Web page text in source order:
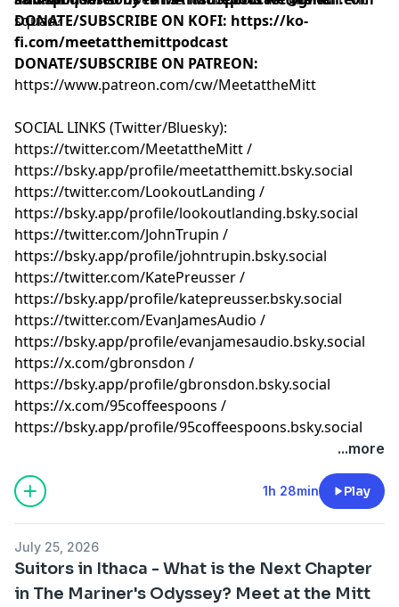
squad?
DONATE/SUBSCRIBE ON KOFI: https://ko-
fi.com/meetatthemittpodcast
DONATE/SUBSCRIBE ON PATREON:
https://www.patreon.com/cw/MeetattheMitt⁠⁠⁠⁠⁠⁠⁠⁠⁠⁠⁠⁠⁠⁠⁠⁠⁠⁠⁠⁠⁠⁠⁠⁠⁠⁠⁠⁠⁠⁠⁠⁠⁠⁠⁠⁠⁠⁠
SOCIAL LINKS (Twitter/Bluesky):
⁠⁠⁠⁠⁠⁠⁠⁠⁠⁠⁠⁠⁠⁠⁠⁠⁠⁠⁠⁠⁠⁠⁠⁠⁠⁠⁠⁠⁠⁠⁠⁠⁠⁠⁠⁠⁠⁠⁠⁠⁠⁠⁠⁠⁠⁠⁠⁠⁠⁠⁠⁠⁠⁠⁠⁠⁠⁠⁠⁠⁠⁠⁠⁠⁠⁠⁠⁠⁠⁠⁠⁠⁠⁠⁠⁠⁠⁠⁠⁠⁠⁠⁠⁠⁠⁠⁠⁠⁠⁠⁠⁠⁠⁠⁠⁠⁠⁠https://twitter.com/MeetattheMitt⁠⁠⁠⁠⁠⁠⁠⁠⁠⁠⁠⁠⁠⁠⁠⁠⁠⁠⁠⁠⁠⁠⁠⁠⁠⁠⁠⁠⁠⁠⁠⁠⁠⁠⁠⁠⁠⁠⁠⁠⁠⁠⁠⁠⁠⁠⁠⁠⁠⁠⁠⁠⁠⁠⁠⁠⁠⁠⁠⁠⁠⁠⁠⁠⁠⁠⁠⁠⁠⁠⁠⁠⁠⁠⁠⁠⁠⁠⁠⁠⁠⁠⁠⁠⁠⁠⁠⁠⁠⁠⁠⁠⁠⁠⁠⁠⁠⁠/
⁠⁠⁠⁠⁠⁠⁠⁠⁠⁠⁠⁠⁠⁠⁠⁠⁠⁠⁠⁠⁠⁠⁠⁠⁠⁠⁠⁠⁠⁠⁠⁠⁠⁠⁠⁠⁠⁠⁠⁠⁠⁠⁠⁠⁠⁠⁠⁠⁠⁠⁠⁠⁠⁠⁠⁠⁠⁠⁠⁠⁠⁠⁠⁠⁠⁠⁠⁠⁠⁠⁠⁠⁠⁠⁠⁠⁠⁠⁠⁠⁠⁠⁠⁠⁠⁠⁠⁠⁠⁠⁠⁠⁠⁠⁠⁠⁠⁠https://bsky.app/profile/meetatthemitt.bsky.social⁠⁠⁠⁠⁠⁠⁠⁠⁠⁠⁠⁠⁠⁠⁠⁠⁠⁠⁠⁠⁠⁠⁠⁠⁠⁠⁠⁠⁠⁠⁠⁠⁠⁠⁠⁠⁠⁠⁠⁠⁠⁠⁠⁠⁠⁠⁠⁠⁠⁠⁠⁠⁠⁠⁠⁠⁠⁠⁠⁠⁠⁠⁠⁠⁠⁠⁠⁠⁠⁠⁠⁠⁠⁠⁠⁠⁠⁠⁠⁠⁠⁠⁠⁠⁠⁠⁠⁠⁠⁠⁠⁠⁠⁠⁠⁠⁠⁠
⁠⁠⁠⁠⁠⁠⁠⁠⁠⁠⁠⁠⁠⁠⁠⁠⁠⁠⁠⁠⁠⁠⁠⁠⁠⁠⁠⁠⁠⁠⁠⁠⁠⁠⁠⁠⁠⁠⁠⁠⁠⁠⁠⁠⁠⁠⁠⁠⁠⁠⁠⁠⁠⁠⁠⁠⁠⁠⁠⁠⁠⁠⁠⁠⁠⁠⁠⁠⁠⁠⁠⁠⁠⁠⁠⁠⁠⁠⁠⁠⁠⁠⁠⁠⁠⁠⁠⁠⁠⁠⁠⁠⁠⁠⁠⁠⁠⁠https://twitter.com/LookoutLanding⁠⁠⁠⁠⁠⁠⁠⁠⁠⁠⁠⁠⁠⁠⁠⁠⁠⁠⁠⁠⁠⁠⁠⁠⁠⁠⁠⁠⁠⁠⁠⁠⁠⁠⁠⁠⁠⁠⁠⁠⁠⁠⁠⁠⁠⁠⁠⁠⁠⁠⁠⁠⁠⁠⁠⁠⁠⁠⁠⁠⁠⁠⁠⁠⁠⁠⁠⁠⁠⁠⁠⁠⁠⁠⁠⁠⁠⁠⁠⁠⁠⁠⁠⁠⁠⁠⁠⁠⁠⁠⁠⁠⁠⁠⁠⁠⁠⁠ /
⁠⁠⁠⁠⁠⁠⁠⁠⁠⁠⁠⁠⁠⁠⁠⁠⁠⁠⁠⁠⁠⁠⁠⁠⁠⁠⁠⁠⁠⁠⁠⁠⁠⁠⁠⁠⁠⁠⁠⁠⁠⁠⁠⁠⁠⁠⁠⁠⁠⁠⁠⁠⁠⁠⁠⁠⁠⁠⁠⁠⁠⁠⁠⁠⁠⁠⁠⁠⁠⁠⁠⁠⁠⁠⁠⁠⁠⁠⁠⁠⁠⁠⁠⁠⁠⁠⁠⁠⁠⁠⁠⁠⁠⁠⁠⁠⁠⁠https://bsky.app/profile/lookoutlanding.bsky.social⁠⁠⁠⁠⁠⁠⁠⁠⁠⁠⁠⁠⁠⁠⁠⁠⁠⁠⁠⁠⁠⁠⁠⁠⁠⁠⁠⁠⁠⁠⁠⁠⁠⁠⁠⁠⁠⁠⁠⁠⁠⁠⁠⁠⁠⁠⁠⁠⁠⁠⁠⁠⁠⁠⁠⁠⁠⁠⁠⁠⁠⁠⁠⁠⁠⁠⁠⁠⁠⁠⁠⁠⁠⁠⁠⁠⁠⁠⁠⁠⁠⁠⁠⁠⁠⁠⁠⁠⁠⁠⁠⁠⁠⁠⁠⁠⁠⁠
⁠⁠⁠⁠⁠⁠⁠⁠⁠⁠⁠⁠⁠⁠⁠⁠⁠⁠⁠⁠⁠⁠⁠⁠⁠⁠⁠⁠⁠⁠⁠⁠⁠⁠⁠⁠⁠⁠⁠⁠⁠⁠⁠⁠⁠⁠⁠⁠⁠⁠⁠⁠⁠⁠⁠⁠⁠⁠⁠⁠⁠⁠⁠⁠⁠⁠⁠⁠⁠⁠⁠⁠⁠⁠⁠⁠⁠⁠⁠⁠⁠⁠⁠⁠⁠⁠⁠⁠⁠⁠⁠⁠⁠⁠⁠⁠⁠⁠https://twitter.com/JohnTrupin⁠⁠⁠⁠⁠⁠⁠⁠⁠⁠⁠⁠⁠⁠⁠⁠⁠⁠⁠⁠⁠⁠⁠⁠⁠⁠⁠⁠⁠⁠⁠⁠⁠⁠⁠⁠⁠⁠⁠⁠⁠⁠⁠⁠⁠⁠⁠⁠⁠⁠⁠⁠⁠⁠⁠⁠⁠⁠⁠⁠⁠⁠⁠⁠⁠⁠⁠⁠⁠⁠⁠⁠⁠⁠⁠⁠⁠⁠⁠⁠⁠⁠⁠⁠⁠⁠⁠⁠⁠⁠⁠⁠⁠⁠⁠⁠⁠⁠ /
⁠⁠⁠⁠⁠⁠⁠⁠⁠⁠⁠⁠⁠⁠⁠⁠⁠⁠⁠⁠⁠⁠⁠⁠⁠⁠⁠⁠⁠⁠⁠⁠⁠⁠⁠⁠⁠⁠⁠⁠⁠⁠⁠⁠⁠⁠⁠⁠⁠⁠⁠⁠⁠⁠⁠⁠⁠⁠⁠⁠⁠⁠⁠⁠⁠⁠⁠⁠⁠⁠⁠⁠⁠⁠⁠⁠⁠⁠⁠⁠⁠⁠⁠⁠⁠⁠⁠⁠⁠⁠⁠⁠⁠⁠⁠⁠⁠⁠https://bsky.app/profile/johntrupin.bsky.social⁠⁠⁠⁠⁠⁠⁠⁠⁠⁠⁠⁠⁠⁠⁠⁠⁠⁠⁠⁠⁠⁠⁠⁠⁠⁠⁠⁠⁠⁠⁠⁠⁠⁠⁠⁠⁠⁠⁠⁠⁠⁠⁠⁠⁠⁠⁠⁠⁠⁠⁠⁠⁠⁠⁠⁠⁠⁠⁠⁠⁠⁠⁠⁠⁠⁠⁠⁠⁠⁠⁠⁠⁠⁠⁠⁠⁠⁠⁠⁠⁠⁠⁠⁠⁠⁠⁠⁠⁠⁠⁠⁠⁠⁠⁠⁠⁠⁠
⁠⁠⁠⁠⁠⁠⁠⁠⁠⁠⁠⁠⁠⁠⁠⁠⁠⁠⁠⁠⁠⁠⁠⁠⁠⁠⁠⁠⁠⁠⁠⁠⁠⁠⁠⁠⁠⁠⁠⁠⁠⁠⁠⁠⁠⁠⁠⁠⁠⁠⁠⁠⁠⁠⁠⁠⁠⁠⁠⁠⁠⁠⁠⁠⁠⁠⁠⁠⁠⁠⁠⁠⁠⁠⁠⁠⁠⁠⁠⁠⁠⁠⁠⁠⁠⁠⁠⁠⁠⁠⁠⁠⁠⁠⁠⁠⁠⁠https://twitter.com/KatePreusser⁠⁠⁠⁠⁠⁠⁠⁠⁠⁠⁠⁠⁠⁠⁠⁠⁠⁠⁠⁠⁠⁠⁠⁠⁠⁠⁠⁠⁠⁠⁠⁠⁠⁠⁠⁠⁠⁠⁠⁠⁠⁠⁠⁠⁠⁠⁠⁠⁠⁠⁠⁠⁠⁠⁠⁠⁠⁠⁠⁠⁠⁠⁠⁠⁠⁠⁠⁠⁠⁠⁠⁠⁠⁠⁠⁠⁠⁠⁠⁠⁠⁠⁠⁠⁠⁠⁠⁠⁠⁠⁠⁠⁠⁠⁠⁠⁠⁠/
⁠⁠⁠⁠⁠⁠⁠⁠⁠⁠⁠⁠⁠⁠⁠⁠⁠⁠⁠⁠⁠⁠⁠⁠⁠⁠⁠⁠⁠⁠⁠⁠⁠⁠⁠⁠⁠⁠⁠⁠⁠⁠⁠⁠⁠⁠⁠⁠⁠⁠⁠⁠⁠⁠⁠⁠⁠⁠⁠⁠⁠⁠⁠⁠⁠⁠⁠⁠⁠⁠⁠⁠⁠⁠⁠⁠⁠⁠⁠⁠⁠⁠⁠⁠⁠⁠⁠⁠⁠⁠⁠⁠⁠⁠⁠⁠⁠⁠https://bsky.app/profile/katepreusser.bsky.social⁠⁠⁠⁠⁠⁠⁠⁠⁠⁠⁠⁠⁠⁠⁠⁠⁠⁠⁠⁠⁠⁠⁠⁠⁠⁠⁠⁠⁠⁠⁠⁠⁠⁠⁠⁠⁠⁠⁠⁠⁠⁠⁠⁠⁠⁠⁠⁠⁠⁠⁠⁠⁠⁠⁠⁠⁠⁠⁠⁠⁠⁠⁠⁠⁠⁠⁠⁠⁠⁠⁠⁠⁠⁠⁠⁠⁠⁠⁠⁠⁠⁠⁠⁠⁠⁠⁠⁠⁠⁠⁠⁠⁠⁠⁠⁠⁠⁠
⁠⁠⁠⁠⁠⁠⁠⁠⁠⁠⁠⁠⁠⁠⁠⁠⁠⁠⁠⁠⁠⁠⁠⁠⁠⁠⁠⁠⁠⁠⁠⁠⁠⁠⁠⁠⁠⁠⁠⁠⁠⁠⁠⁠⁠⁠⁠⁠⁠⁠⁠⁠⁠⁠⁠⁠⁠⁠⁠⁠⁠⁠⁠⁠⁠⁠⁠⁠⁠⁠⁠⁠⁠⁠⁠⁠⁠⁠⁠⁠⁠⁠⁠⁠⁠⁠⁠⁠⁠⁠⁠⁠⁠⁠⁠⁠⁠⁠https://twitter.com/EvanJamesAudio⁠⁠⁠⁠⁠⁠⁠⁠⁠⁠⁠⁠⁠⁠⁠⁠⁠⁠⁠⁠⁠⁠⁠⁠⁠⁠⁠⁠⁠⁠⁠⁠⁠⁠⁠⁠⁠⁠⁠⁠⁠⁠⁠⁠⁠⁠⁠⁠⁠⁠⁠⁠⁠⁠⁠⁠⁠⁠⁠⁠⁠⁠⁠⁠⁠⁠⁠⁠⁠⁠⁠⁠⁠⁠⁠⁠⁠⁠⁠⁠⁠⁠⁠⁠⁠⁠⁠⁠⁠⁠⁠⁠⁠⁠⁠⁠⁠⁠ /
⁠⁠⁠⁠⁠⁠⁠⁠⁠⁠⁠⁠⁠⁠⁠⁠⁠⁠⁠⁠⁠⁠⁠⁠⁠⁠⁠⁠⁠⁠⁠⁠⁠⁠⁠⁠⁠⁠⁠⁠⁠⁠⁠⁠⁠⁠⁠⁠⁠⁠⁠⁠⁠⁠⁠⁠⁠⁠⁠⁠⁠⁠⁠⁠⁠⁠⁠⁠⁠⁠⁠⁠⁠⁠⁠⁠⁠⁠⁠⁠⁠⁠⁠⁠⁠⁠⁠⁠⁠⁠⁠⁠⁠⁠⁠⁠⁠⁠https://bsky.app/profile/evanjamesaudio.bsky.social⁠⁠⁠⁠⁠⁠⁠⁠⁠⁠⁠⁠⁠⁠⁠⁠⁠⁠⁠⁠⁠⁠⁠⁠⁠⁠⁠⁠⁠⁠⁠⁠⁠⁠⁠⁠⁠⁠⁠⁠⁠⁠⁠⁠⁠⁠⁠⁠⁠⁠⁠⁠⁠⁠⁠⁠⁠⁠⁠⁠⁠⁠⁠⁠⁠⁠⁠⁠⁠⁠⁠⁠⁠⁠⁠⁠⁠⁠⁠⁠⁠⁠⁠⁠⁠⁠⁠⁠⁠⁠⁠⁠⁠⁠⁠⁠⁠⁠
⁠⁠⁠⁠⁠⁠⁠⁠⁠⁠⁠⁠⁠⁠⁠⁠⁠⁠⁠⁠⁠⁠⁠⁠⁠⁠⁠⁠⁠⁠⁠⁠⁠⁠⁠⁠⁠⁠⁠⁠⁠⁠⁠⁠⁠⁠⁠⁠⁠⁠⁠⁠⁠⁠⁠⁠⁠⁠⁠⁠⁠⁠⁠⁠⁠⁠⁠⁠⁠⁠⁠⁠⁠⁠⁠⁠⁠⁠⁠⁠⁠⁠⁠⁠⁠⁠⁠⁠⁠⁠⁠⁠⁠⁠⁠⁠⁠⁠https://x.com/gbronsdon⁠⁠⁠⁠⁠⁠⁠⁠⁠⁠⁠⁠⁠⁠⁠⁠⁠⁠⁠⁠⁠⁠⁠⁠⁠⁠⁠⁠⁠⁠⁠⁠⁠⁠⁠⁠⁠⁠⁠⁠⁠⁠⁠⁠⁠⁠⁠⁠⁠⁠⁠⁠⁠⁠⁠⁠⁠⁠⁠⁠⁠⁠⁠⁠⁠⁠⁠⁠⁠⁠⁠⁠⁠⁠⁠⁠⁠⁠⁠⁠⁠⁠⁠⁠⁠⁠⁠⁠⁠⁠⁠⁠⁠⁠⁠⁠⁠⁠ /
⁠⁠⁠⁠⁠⁠⁠⁠⁠⁠⁠⁠⁠⁠⁠⁠⁠⁠⁠⁠⁠⁠⁠⁠⁠⁠⁠⁠⁠⁠⁠⁠⁠⁠⁠⁠⁠⁠⁠⁠⁠⁠⁠⁠⁠⁠⁠⁠⁠⁠⁠⁠⁠⁠⁠⁠⁠⁠⁠⁠⁠⁠⁠⁠⁠⁠⁠⁠⁠⁠⁠⁠⁠⁠⁠⁠⁠⁠⁠⁠⁠⁠⁠⁠⁠⁠⁠⁠⁠⁠⁠⁠⁠⁠⁠⁠⁠⁠https://bsky.app/profile/gbronsdon.bsky.social⁠⁠⁠⁠⁠⁠⁠⁠⁠⁠⁠⁠⁠⁠⁠⁠⁠⁠⁠⁠⁠⁠⁠⁠⁠⁠⁠⁠⁠⁠⁠⁠⁠⁠⁠⁠⁠⁠⁠⁠⁠⁠⁠⁠⁠⁠⁠⁠⁠⁠⁠⁠⁠⁠⁠⁠⁠⁠⁠⁠⁠⁠⁠⁠⁠⁠⁠⁠⁠⁠⁠⁠⁠⁠⁠⁠⁠⁠⁠⁠⁠⁠⁠⁠⁠⁠⁠⁠⁠⁠⁠⁠⁠⁠⁠⁠⁠⁠
⁠⁠⁠⁠⁠⁠⁠⁠⁠⁠⁠⁠⁠⁠⁠⁠⁠⁠⁠⁠⁠⁠⁠⁠⁠⁠⁠⁠⁠⁠⁠⁠⁠⁠⁠⁠⁠⁠⁠⁠⁠⁠⁠⁠⁠⁠⁠⁠⁠⁠⁠⁠⁠⁠⁠⁠⁠⁠⁠⁠⁠⁠⁠⁠⁠⁠⁠⁠⁠⁠⁠⁠⁠⁠⁠⁠⁠⁠⁠⁠⁠⁠⁠⁠⁠⁠⁠⁠⁠⁠⁠⁠⁠⁠⁠⁠⁠⁠https://x.com/95coffeespoons⁠⁠⁠⁠⁠⁠⁠⁠⁠⁠⁠⁠⁠⁠⁠⁠⁠⁠⁠⁠⁠⁠⁠⁠⁠⁠⁠⁠⁠⁠⁠⁠⁠⁠⁠⁠⁠⁠⁠⁠⁠⁠⁠⁠⁠⁠⁠⁠⁠⁠⁠⁠⁠⁠⁠⁠⁠⁠⁠⁠⁠⁠⁠⁠⁠⁠⁠⁠⁠⁠⁠⁠⁠⁠⁠⁠⁠⁠⁠⁠⁠⁠⁠⁠⁠⁠⁠⁠⁠⁠⁠⁠⁠⁠⁠⁠⁠⁠ /
⁠⁠⁠⁠⁠⁠⁠⁠⁠⁠⁠⁠⁠⁠⁠⁠⁠⁠⁠⁠⁠⁠⁠⁠⁠⁠⁠⁠⁠⁠⁠⁠⁠⁠⁠⁠⁠⁠⁠⁠⁠⁠⁠⁠⁠⁠⁠⁠⁠⁠⁠⁠⁠⁠⁠⁠⁠⁠⁠⁠⁠⁠⁠⁠⁠⁠⁠⁠⁠⁠⁠⁠⁠⁠⁠⁠⁠⁠⁠⁠⁠⁠⁠⁠⁠⁠⁠⁠⁠⁠⁠⁠⁠⁠⁠⁠⁠⁠https://bsky.app/profile/95coffeespoons.bsky.social⁠⁠⁠⁠⁠⁠⁠⁠⁠⁠⁠⁠⁠⁠⁠⁠⁠⁠⁠⁠⁠⁠⁠⁠⁠⁠⁠⁠⁠⁠⁠⁠⁠⁠⁠⁠⁠⁠⁠⁠⁠⁠⁠⁠⁠⁠⁠⁠⁠⁠⁠
...more
1h 28min Play
July 25, 2026
Suitors in Ithaca - What is the Next Chapter
in The Mariner's Odyssey? Meet at the Mitt